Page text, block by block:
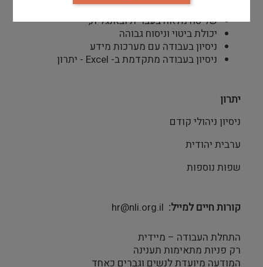
הכשרה וניסיון בעבודה בארכיון
שליטה מלאה בעברית ובאנגלית,
יכולת ביטוי וניסוח גבוהה
ניסיון בעבודה עם מערכות מידע
ניסיון בעבודה מתקדמת ב- Excel - יתרון
יתרון
ניסיון ניהולי קודם
ערבית יהודית
שפות נוספות
קורות חיים למייל hr@nli.org.il
התחלת העבודה – מיידית
רק פניות מתאימות תענינה
המודעה מיועדת לנשים וגברים כאחד